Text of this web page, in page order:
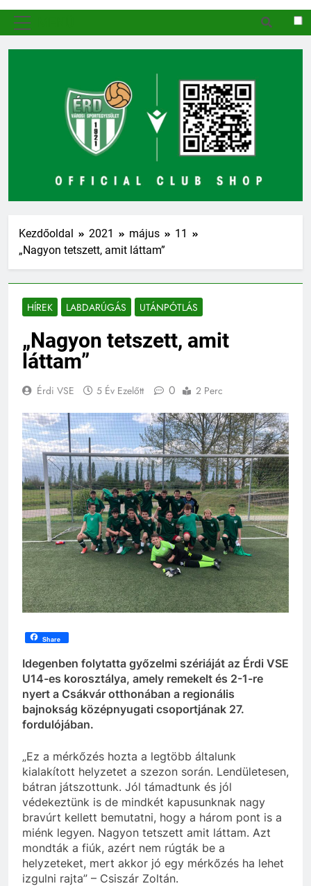
Kezdőoldal 2021 május
11
„Nagyon tetszett, amit láttam”
HÍREK LABDARÚGÁS UTÁNPÓTLÁS
„Nagyon tetszett, amit
láttam”
Érdi VSE 5 Év Ezelőtt 0 2 Perc
Share
Idegenben folytatta győzelmi szériáját az Érdi VSE
U14-es korosztálya, amely remekelt és 2-1-re
nyert a Csákvár otthonában a regionális
bajnokság középnyugati csoportjának 27.
fordulójában.
„Ez a mérkőzés hozta a legtöbb általunk
kialakított helyzetet a szezon során. Lendületesen,
bátran játszottunk. Jól támadtunk és jól
védekeztünk is de mindkét kapusunknak nagy
bravúrt kellett bemutatni, hogy a három pont is a
miénk legyen. Nagyon tetszett amit láttam. Azt
mondták a fiúk, azért nem rúgták be a
helyzeteket, mert akkor jó egy mérkőzés ha lehet
izgulni rajta” – Csiszár Zoltán.